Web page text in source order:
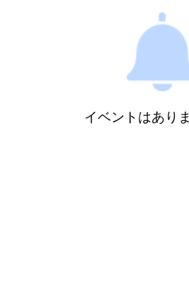
イベントはあり